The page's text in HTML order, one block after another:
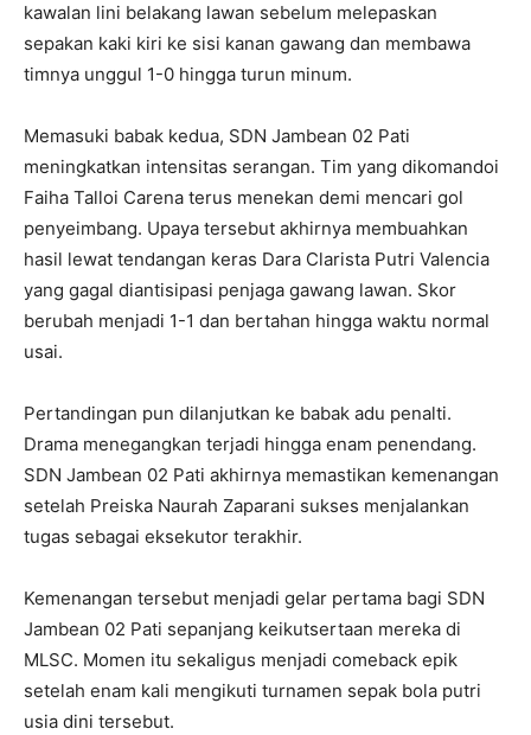
kawalan lini belakang lawan sebelum melepaskan
sepakan kaki kiri ke sisi kanan gawang dan membawa
timnya unggul 1-0 hingga turun minum.
Memasuki babak kedua, SDN Jambean 02 Pati
meningkatkan intensitas serangan. Tim yang dikomandoi
Faiha Talloi Carena terus menekan demi mencari gol
penyeimbang. Upaya tersebut akhirnya membuahkan
hasil lewat tendangan keras Dara Clarista Putri Valencia
yang gagal diantisipasi penjaga gawang lawan. Skor
berubah menjadi 1-1 dan bertahan hingga waktu normal
usai.
Pertandingan pun dilanjutkan ke babak adu penalti.
Drama menegangkan terjadi hingga enam penendang.
SDN Jambean 02 Pati akhirnya memastikan kemenangan
setelah Preiska Naurah Zaparani sukses menjalankan
tugas sebagai eksekutor terakhir.
Kemenangan tersebut menjadi gelar pertama bagi SDN
Jambean 02 Pati sepanjang keikutsertaan mereka di
MLSC. Momen itu sekaligus menjadi comeback epik
setelah enam kali mengikuti turnamen sepak bola putri
usia dini tersebut.